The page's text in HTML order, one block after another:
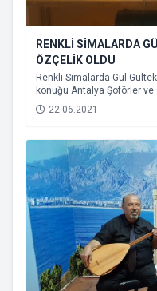
RENKLİ SİMALARDA
ÖZÇELİK OLDU
Renkli Simalarda Gül
konuğu Antalya Şoförler ve
ÖZÇELİK oldu. Programda
taksicilerin yaşadıkları
22.06.2021